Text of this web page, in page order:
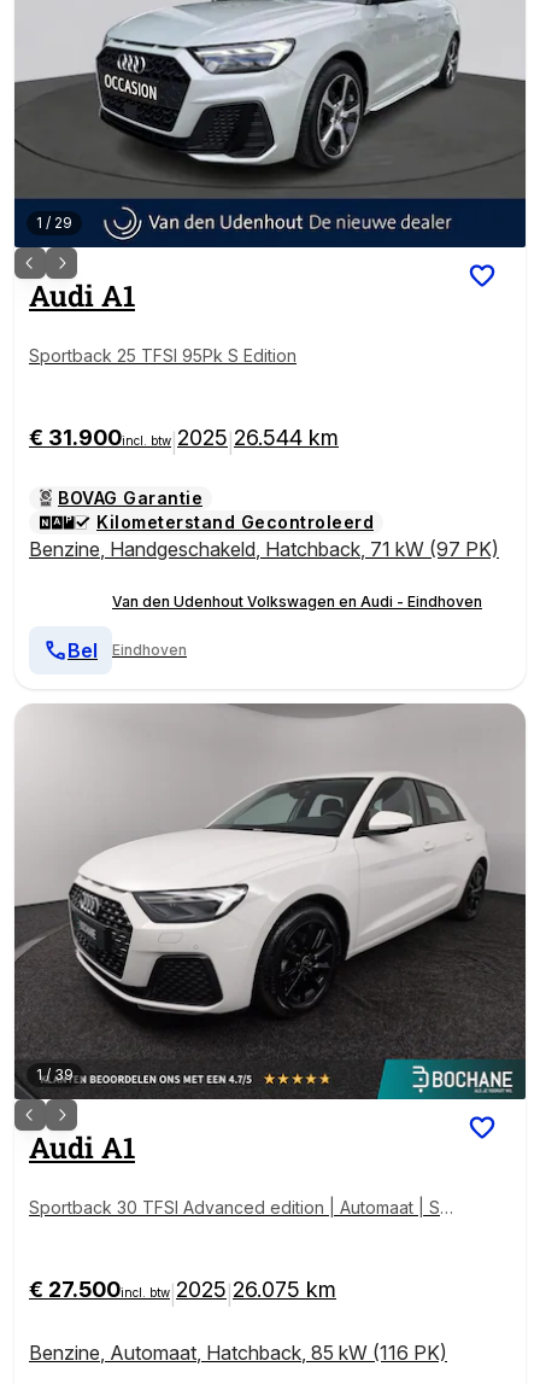
1 / 29
AudiA1
Sportback 25 TFSI 95Pk S Edition
€ 31.900incl. btw 2025 26.544 km
BOVAG Garantie
Kilometerstand Gecontroleerd
Benzine, Handgeschakeld, Hatchback, 71 kW (97 PK)
Van den Udenhout Volkswagen en Audi - Eindhoven
Eindhoven
Bel
1/39
AudiA1
Sportback 30 TFSI Advanced edition | Automaat | St
€ 27.500incl. btw 2025 26.075 km
Benzine, Automaat, Hatchback, 85 kW (116 PK)